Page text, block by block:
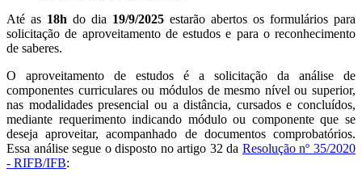
Até as 18h do dia 19/9/2025 estarão abertos os formulários para
solicitação de aproveitamento de estudos e para o reconhecimento
de saberes.
O aproveitamento de estudos é a solicitação da análise de
componentes curriculares ou módulos de mesmo nível ou superior,
nas modalidades presencial ou a distância, cursados e concluídos,
mediante requerimento indicando módulo ou componente que se
deseja aproveitar, acompanhado de documentos comprobatórios.
Essa análise segue o disposto no artigo 32 da Resolução nº 35/2020
- RIFB/IFB: